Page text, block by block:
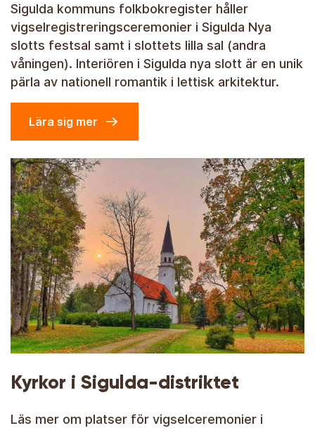
Sigulda kommuns folkbokregister håller
vigselregistreringsceremonier i Sigulda Nya
slotts festsal samt i slottets lilla sal (andra
våningen). Interiören i Sigulda nya slott är en unik
pärla av nationell romantik i lettisk arkitektur.
Lära sig mer
Kyrkor i Sigulda-distriktet
Läs mer om platser för vigselceremonier i